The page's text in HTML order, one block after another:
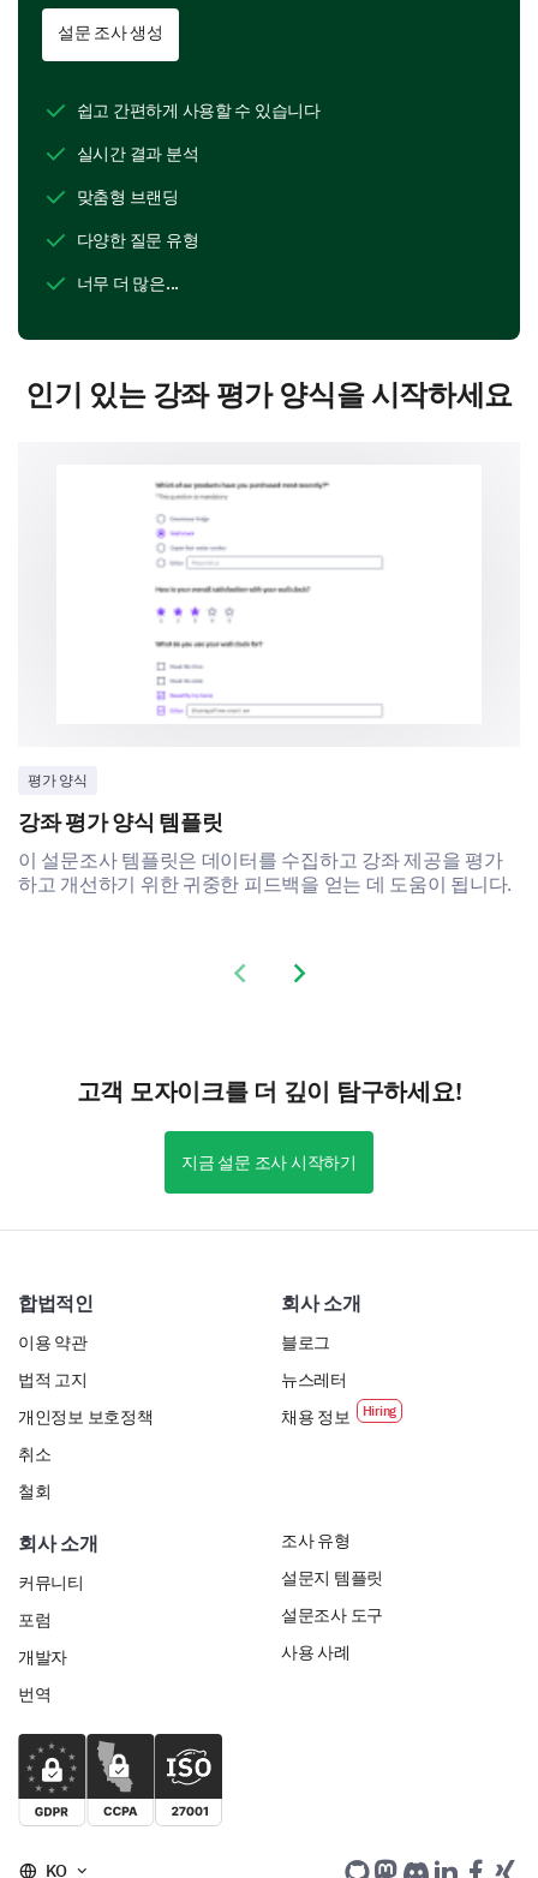
설문 조사 생성
쉽고 간편하게 사용할 수 있습니다
실시간 결과 분석
맞춤형 브랜딩
다양한 질문 유형
너무 더 많은...
인기 있는 강좌 평가 양식을 시작하세요
평가 양식
강좌 평가 양식 템플릿
이 설문조사 템플릿은 데이터를 수집하고 강좌 제공을 평가
하고 개선하기 위한 귀중한 피드백을 얻는 데 도움이 됩니다.
Previous slide
Next slide
고객 모자이크를 더 깊이 탐구하세요!
지금 설문 조사 시작하기
합법적인
이용 약관
법적 고지
개인정보 보호정책
취소
철회
회사 소개
블로그
뉴스레터
채용 정보
회사 소개
커뮤니티
포럼
개발자
번역
조사 유형
설문지 템플릿
설문조사 도구
사용 사례
KO